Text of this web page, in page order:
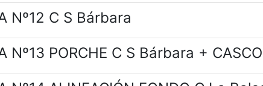
Nº12 C S Bárbara
Nº13 PORCHE C S Bárbara +